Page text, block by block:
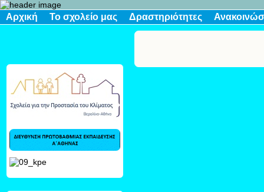
Αρχική Το σχολείο μας Δραστηριότητες